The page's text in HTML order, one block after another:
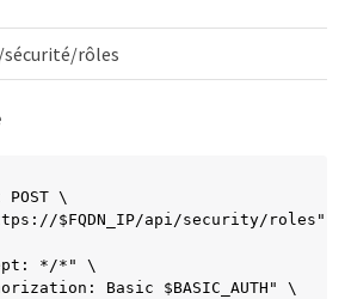
rôles
\
$FQDN_IP/api/security/roles" \
*/*" \
Basic $BASIC_AUTH" \